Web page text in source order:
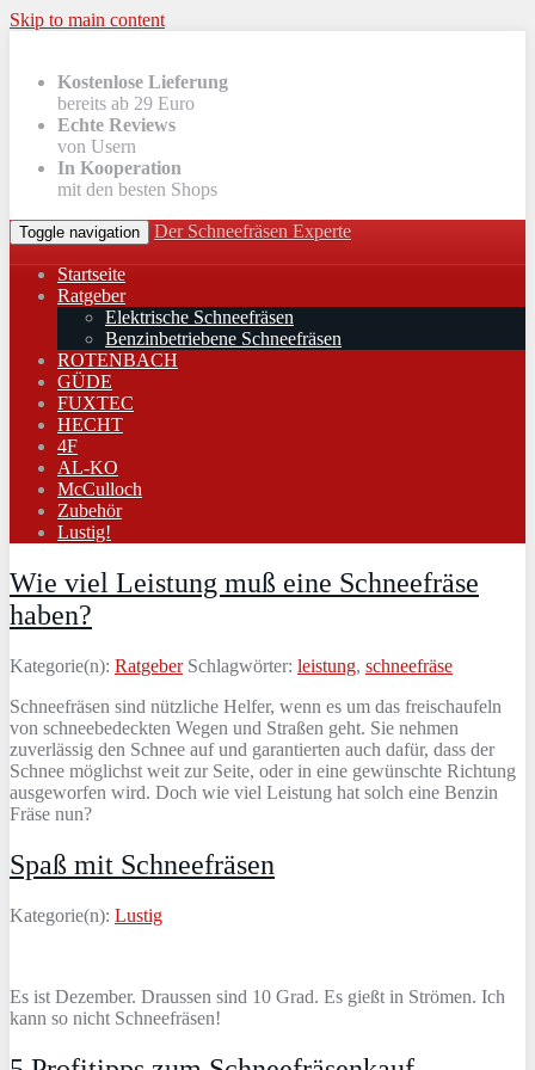
Skip to main content
Kostenlose Lieferung
bereits ab 29 Euro
Echte Reviews
von Usern
In Kooperation
mit den besten Shops
Toggle navigation Der Schneefräsen Experte
Startseite
Ratgeber
Elektrische Schneefräsen
Benzinbetriebene Schneefräsen
ROTENBACH
GÜDE
FUXTEC
HECHT
4F
AL-KO
McCulloch
Zubehör
Lustig!
Wie viel Leistung muß eine Schneefräse
haben?
Kategorie(n): RatgeberSchlagwörter: leistung, schneefräse
Schneefräsen sind nützliche Helfer, wenn es um das freischaufeln
von schneebedeckten Wegen und Straßen geht. Sie nehmen
zuverlässig den Schnee auf und garantierten auch dafür, dass der
Schnee möglichst weit zur Seite, oder in eine gewünschte Richtung
ausgeworfen wird. Doch wie viel Leistung hat solch eine Benzin
Fräse nun?
Spaß mit Schneefräsen
Kategorie(n): Lustig
Es ist Dezember. Draussen sind 10 Grad. Es gießt in Strömen. Ich
kann so nicht Schneefräsen!